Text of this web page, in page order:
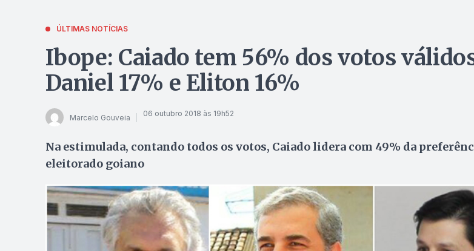
ÚLTIMAS NOTÍCIAS
Ibope: Caiado tem 56% dos votos
Daniel 17% e Eliton 16%
Marcelo Gouveia 06 outubro 2018 às 19h52
Na estimulada, contando todos os votos, Caiado lidera com 49% da
eleitorado goiano